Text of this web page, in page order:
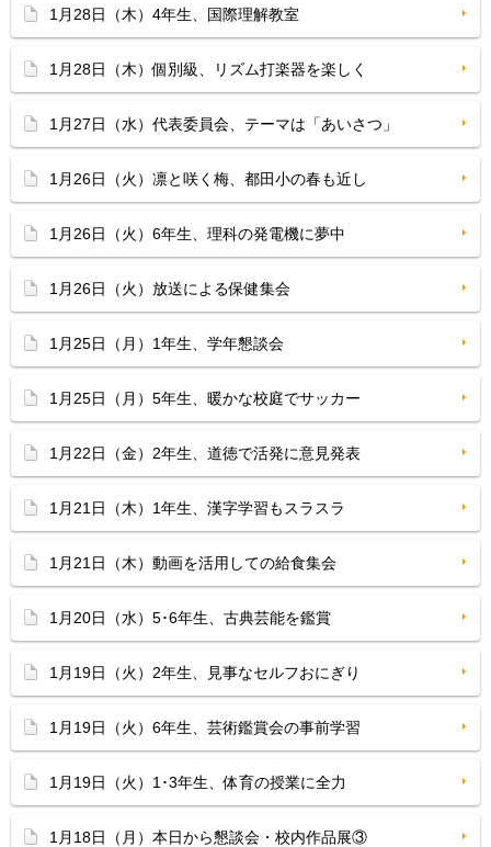
1月28日（木）4年生、国際理解教室
1月28日（木）個別級、リズム打楽器を楽しく
1月27日（水）代表委員会、テーマは「あいさつ」
1月26日（火）凛と咲く梅、都田小の春も近し
1月26日（火）6年生、理科の発電機に夢中
1月26日（火）放送による保健集会
1月25日（月）1年生、学年懇談会
1月25日（月）5年生、暖かな校庭でサッカー
1月22日（金）2年生、道徳で活発に意見発表
1月21日（木）1年生、漢字学習もスラスラ
1月21日（木）動画を活用しての給食集会
1月20日（水）5･6年生、古典芸能を鑑賞
1月19日（火）2年生、見事なセルフおにぎり
1月19日（火）6年生、芸術鑑賞会の事前学習
1月19日（火）1･3年生、体育の授業に全力
1月18日（月）本日から懇談会・校内作品展③